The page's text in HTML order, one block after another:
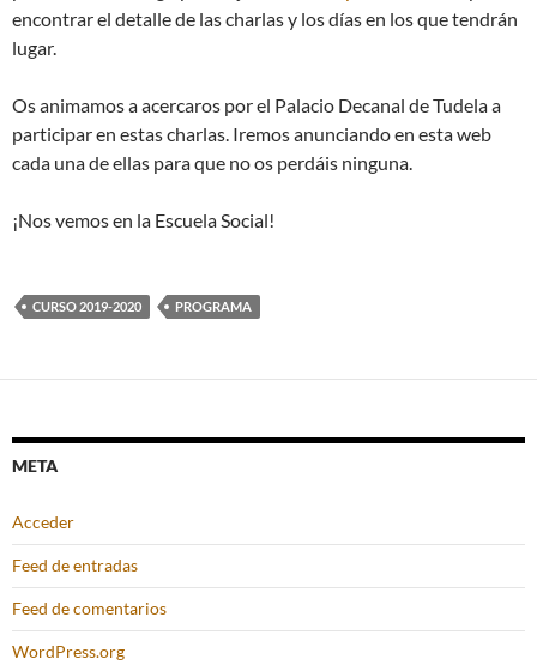
encontrar el detalle de las charlas y los días en los que tendrán
lugar.
Os animamos a acercaros por el Palacio Decanal de Tudela a
participar en estas charlas. Iremos anunciando en esta web
cada una de ellas para que no os perdáis ninguna.
¡Nos vemos en la Escuela Social!
CURSO 2019-2020 PROGRAMA
META
Acceder
Feed de entradas
Feed de comentarios
WordPress.org